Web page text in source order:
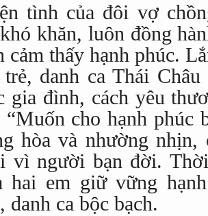
tình của đôi vợ
khăn, luôn đồng
cảm thấy hạnh phúc.
danh ca Thái
gia đình, cách yêu
“Muốn cho hạnh phúc
hòa và nhường nhịn,
vì người bạn đời.
hai em giữ vững
danh ca bộc bạch.